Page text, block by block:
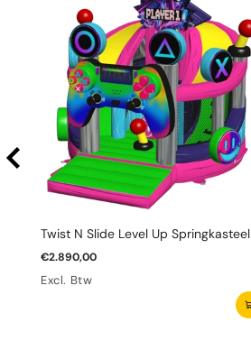
Twist N Slide Level Up Springkasteel
€2.890,00
Excl. Btw